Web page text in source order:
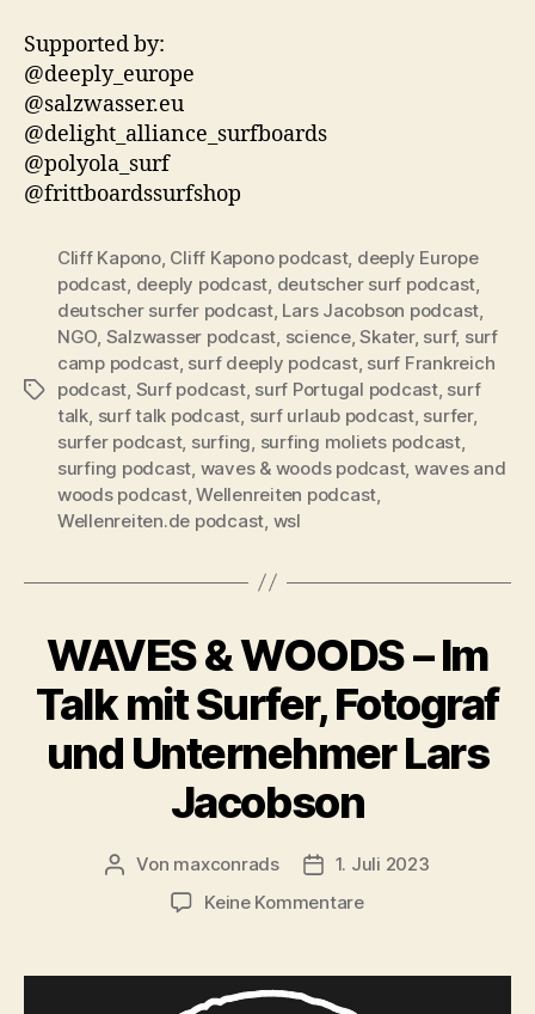
Supported by:
@deeply_europe
@salzwasser.eu
@delight_alliance_surfboards
@polyola_surf
@frittboardssurfshop
Schlagwörter
Cliff Kapono, Cliff Kapono podcast, deeply Europe
podcast deeply podcast deutscher surf podcast
deutscher surfer podcast, Lars Jacobson podcast
NGO Salzwasser podcast science,Skater, surf, surf
camp podcast, surf deeply podcast, surf Frankreich
podcast Surf podcast, surf Portugal podcast, surf
talk surf talk podcast surf urlaub podcast, surfer,
surfer podcast, surfing surfing moliets podcast,
surfing podcast waves & woods podcast, waves and
woods podcast,Wellenreiten podcast
Wellenreiten.de podcast wsl
WAVES & WOODS – Im
Talk mit Surfer, Fotograf
und Unternehmer Lars
Jacobson
Beitragsautor
Von maxconrads Beitragsdatum
1. Juli 2023
Keine Kommentarezu
WOODS